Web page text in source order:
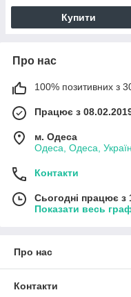
Купити
Про нас
100% позитивних з 30
Працює з
м. Одеса
Одеса, Одеса,
Контакти
Сьогодні працює з
Показати весь
Про нас
Контакти